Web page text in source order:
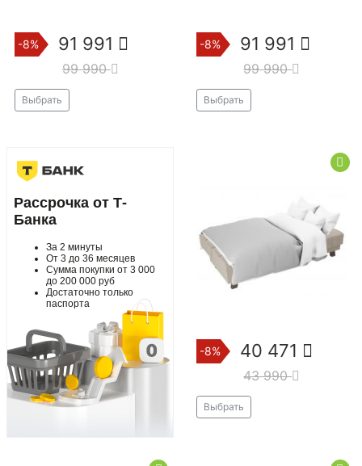
-8% 91 991
99 990
Выбрать
-8% 91 991
99 990
Выбрать
Рассрочка от Т-
Банка
За 2 минуты
От 3 до 36 месяцев
Сумма покупки от 3 000
до 200 000 руб
Достаточно только
паспорта
-8% 40 471
43 990
Выбрать